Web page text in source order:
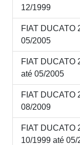
12/1999
FIAT DUCATO
05/2005
FIAT DUCATO
até 05/2005
FIAT DUCATO
08/2009
FIAT DUCATO
10/1999 até 05/